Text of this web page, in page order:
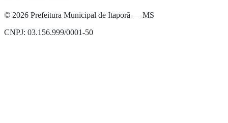
© 2026 Prefeitura Municipal de Itaporã — MS
CNPJ: 03.156.999/0001-50